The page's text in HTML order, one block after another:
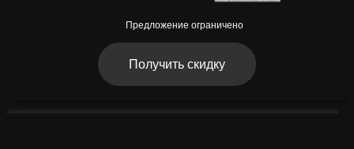
Предложение ограничено
Получить скидку